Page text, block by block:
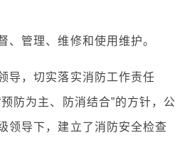
管理、维修和使用维护。
，切实落实消防工作责任
防为主、防消结合”的方针，公
领导下，建立了消防安全检查